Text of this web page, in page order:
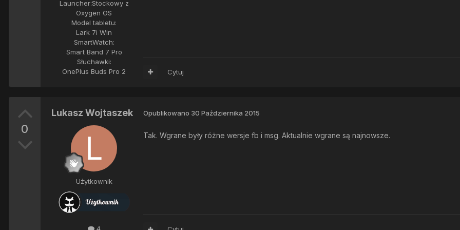
Launcher:Stockowy z
Oxygen OS
Model tabletu:
Lark 7i Win
SmartWatch:
Smart Band 7 Pro
Słuchawki:
OnePlus Buds Pro 2
Cytuj
0
Lukasz Wojtaszek
Użytkownik
Opublikowano 30 Października 2015
Tak. Wgrane były różne wersje fb i msg. Aktualnie wgrane są najnowsze.